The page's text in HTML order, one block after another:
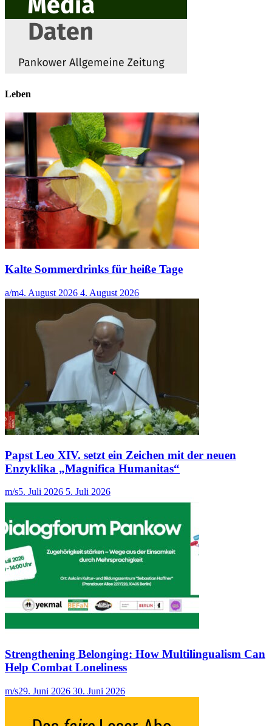
Leben
Kalte Sommerdrinks für heiße Tage
a/m4. August 2026 4. August 2026
Papst Leo XIV. setzt ein Zeichen mit der neuen
Enzyklika „Magnifica Humanitas“
m/s5. Juli 2026 5. Juli 2026
Strengthening Belonging: How Multilingualism Can
Help Combat Loneliness
m/s29. Juni 2026 30. Juni 2026